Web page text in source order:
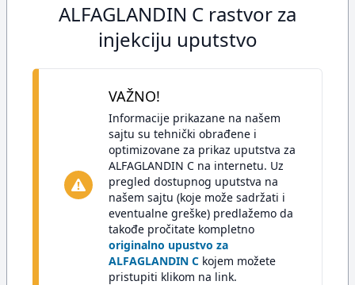
ALFAGLANDIN C rastvor za
injekciju uputstvo
VAŽNO!
Informacije prikazane na našem
sajtu su tehnički obrađene i
optimizovane za prikaz uputstva za
ALFAGLANDIN C na internetu. Uz
pregled dostupnog uputstva na
našem sajtu (koje može sadržati i
eventualne greške) predlažemo da
takođe pročitate kompletno
originalno upustvo za
ALFAGLANDIN C kojem možete
pristupiti klikom na link.